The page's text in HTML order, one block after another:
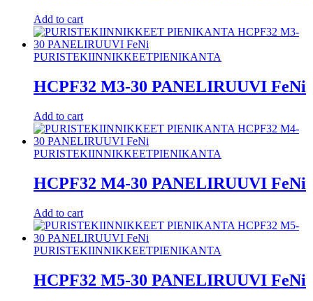
Add to cart
PURISTEKIINNIKKEETPIENIKANTA
HCPF32 M3-30 PANELIRUUVI FeNi
Add to cart
PURISTEKIINNIKKEETPIENIKANTA
HCPF32 M4-30 PANELIRUUVI FeNi
Add to cart
PURISTEKIINNIKKEETPIENIKANTA
HCPF32 M5-30 PANELIRUUVI FeNi